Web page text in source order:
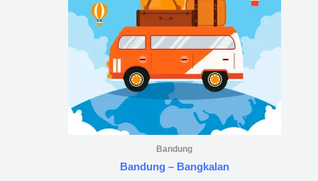
Bandung
Bandung – Bangkalan